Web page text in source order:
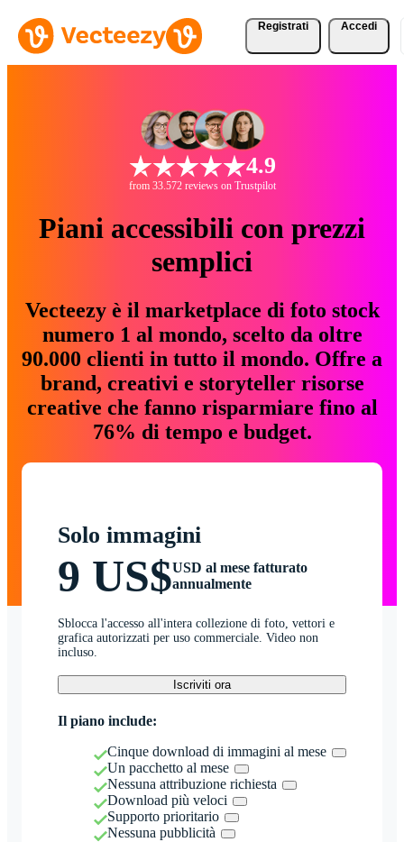
Registrati Accedi
4.9
from 33.572 reviews on Trustpilot
Piani accessibili con prezzi
semplici
Vecteezy è il marketplace di foto stock
numero 1 al mondo, scelto da oltre
90.000 clienti in tutto il mondo. Offre a
brand, creativi e storyteller risorse
creative che fanno risparmiare fino al
76% di tempo e budget.
Solo immagini
9 US$USD al mese fatturato
annualmente
Sblocca l'accesso all'intera collezione di foto, vettori e
grafica autorizzati per uso commerciale. Video non
incluso.
Iscriviti ora
Il piano include:
Cinque download di immagini al mese
Un pacchetto al mese
Nessuna attribuzione richiesta
Download più veloci
Supporto prioritario
Nessuna pubblicità